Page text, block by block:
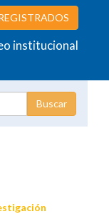
institucional